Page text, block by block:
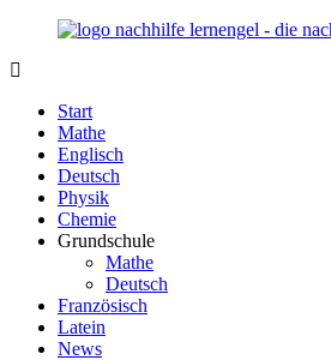
Zurück
Inhalt
Lernengel.de
Nachhilfe-
Eule
berät
zum
Thema
Nachhilfe
Lernen
wieder
Spaß
Start
Mathe
Englisch
Deutsch
Physik
Chemie
Grundschule
Mathe
Deutsch
Französisch
Latein
News